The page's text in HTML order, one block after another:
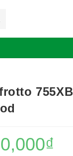
755XB
₫